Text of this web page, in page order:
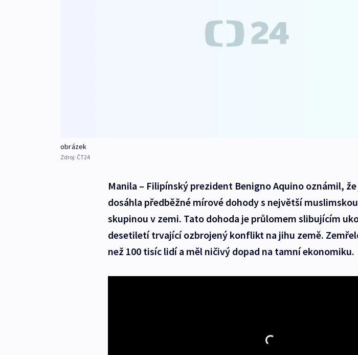
obrázek
Zdroj: ČT24
Manila – Filipínský prezident Benigno Aquino oznámil,
dosáhla předběžné mírové dohody s největší
skupinou v zemi. Tato dohoda je průlomem slibujícím
desetiletí trvající ozbrojený konflikt na jihu země.
než 100 tisíc lidí a měl ničivý dopad na tamní ekonomiku.